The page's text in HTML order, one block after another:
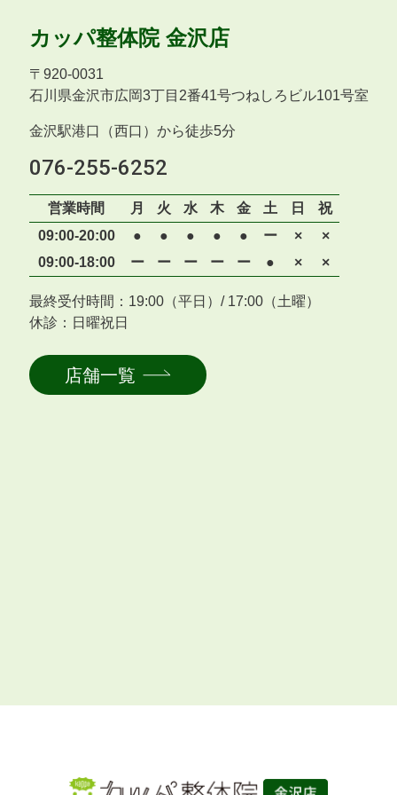
カッパ整体院 金沢店
〒 920-0031
石川県金沢市広岡3丁目2番41号つねしろビル101号室
金沢駅港口（西口）から徒歩5分
076-255-6252
営業時間 月 火 水 木 金 土 日
祝
09:00-20:00
● ● ● ● ● ー ×
×
09:00-18:00
ー ー ー ー ー ● × ×
最終受付時間：19:00（平日）/ 17:00（土曜）
休診：日曜祝日
店舗一覧